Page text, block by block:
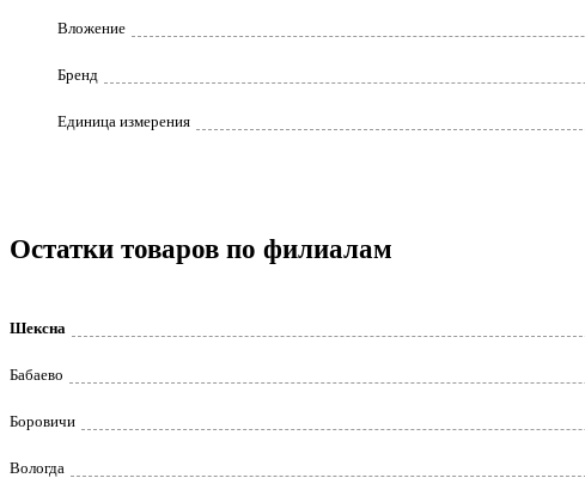
Вложение
Бренд
Единица измерения
Остатки товаров по филиалам
Шексна
Бабаево
Боровичи
Вологда